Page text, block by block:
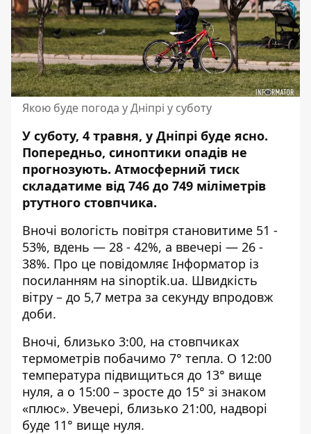
Якою буде погода у Дніпрі у суботу
У суботу, 4 травня, у Дніпрі буде ясно.
Попередньо, синоптики опадів не
прогнозують. Атмосферний тиск
складатиме від 746 до 749 міліметрів
ртутного стовпчика.
Вночі вологість повітря становитиме 51 -
53%, вдень — 28 - 42%, а ввечері — 26 -
38%. Про це повідомляє Інформатор із
посиланням на sinoptik.ua. Швидкість
вітру – до 5,7 метра за секунду впродовж
доби.
Вночі, близько 3:00, на стовпчиках
термометрів побачимо 7° тепла. О 12:00
температура підвищиться до 13° вище
нуля, а о 15:00 – зросте до 15° зі знаком
«плюс». Увечері, близько 21:00, надворі
буде 11° вище нуля.